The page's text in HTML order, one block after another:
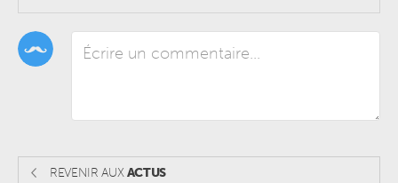
REVENIR AUXACTUS